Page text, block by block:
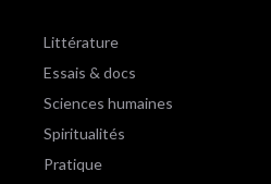
Littérature
Essais & docs
Sciences humaines
Spiritualités
Pratique